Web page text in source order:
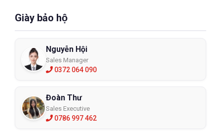
Giày bảo hộ
Nguyễn Hội
Sales Manager
0372 064 090
Đoàn Thư
Sales Executive
0786 997 462